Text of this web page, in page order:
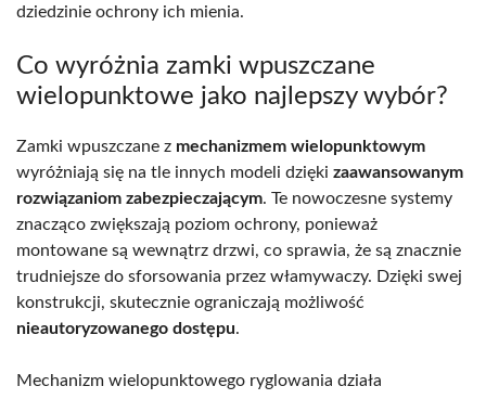
dziedzinie ochrony ich mienia.
Co wyróżnia zamki wpuszczane
wielopunktowe jako najlepszy wybór?
Zamki wpuszczane z mechanizmem wielopunktowym
wyróżniają się na tle innych modeli dzięki zaawansowanym
rozwiązaniom zabezpieczającym. Te nowoczesne systemy
znacząco zwiększają poziom ochrony, ponieważ
montowane są wewnątrz drzwi, co sprawia, że są znacznie
trudniejsze do sforsowania przez włamywaczy. Dzięki swej
konstrukcji, skutecznie ograniczają możliwość
nieautoryzowanego dostępu.
Mechanizm wielopunktowego ryglowania działa